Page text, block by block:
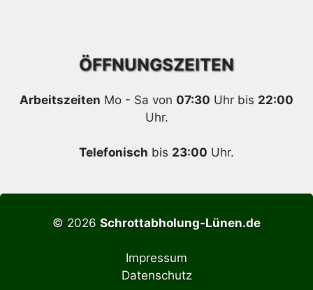
ÖFFNUNGSZEITEN
Arbeitszeiten Mo - Sa von 07:30 Uhr bis 22:00
Uhr.
Telefonisch bis 23:00 Uhr.
© 2026 Schrottabholung-Lünen.de
Impressum
Datenschutz